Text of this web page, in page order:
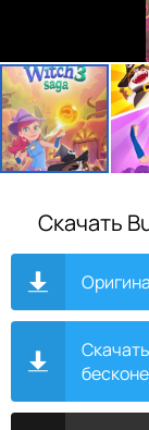
Скачать